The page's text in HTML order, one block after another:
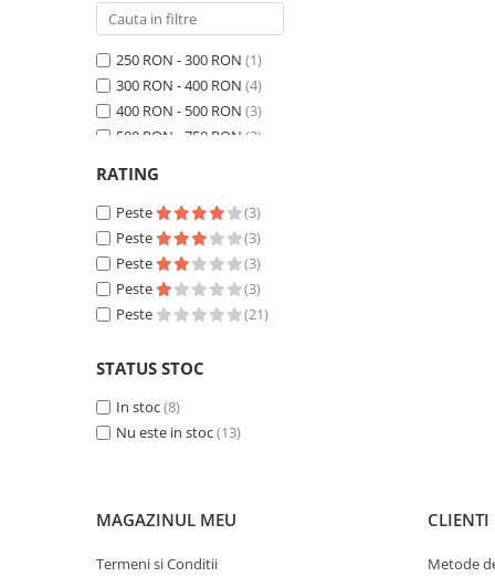
250 RON - 300 RON (1)
300 RON - 400 RON (4)
400 RON - 500 RON (3)
500 RON - 750 RON (3)
Peste 1000 RON
RATING
Peste
(3)
Peste
(3)
Peste
(3)
Peste
(3)
Peste
(21)
STATUS STOC
In stoc(8)
Nu este in stoc(13)
MAGAZINUL MEU
Termeni si Conditii
CLIENTI
Metode